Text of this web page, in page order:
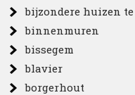
bijzondere huizen
binnenmuren
bissegem
blavier
borgerhout